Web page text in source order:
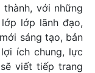
với những
lớp lãnh đạo,
sáng tạo, bản
ích chung, lực
viết tiếp trang